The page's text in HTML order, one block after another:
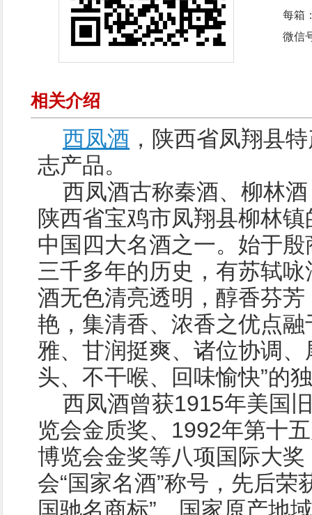
每箱
微信
相关介绍
西凤酒 ，陕西省凤翔县
志产品。
西凤酒古称秦酒、柳林酒
陕西省宝鸡市凤翔县柳林
中国四大名酒之一。始于
三千多年的历史，有苏轼
酒无色清亮透明，醇香芬
艳，集清香、浓香之优点融
雅、甘润挺爽、诸位协调、
头、不干喉、回味愉快”的
西凤酒曾获1915年美国
览会金质奖、1992年第十
博览会金奖等八项国际大
会“国家名酒”称号，先后荣
国驰名商标”、国家原产地